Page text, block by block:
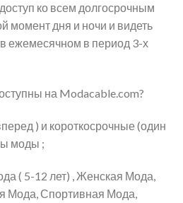
ко всем долгосрочным
момент дня и ночи и видеть
ежемесячном в период 3-х
на Modacable.com?
) и короткосрочные (один
моды ;
( 5-12 лет) , Женская Мода,
Мода, Спортивная Мода,